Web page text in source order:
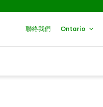
聯絡我們 Ontario